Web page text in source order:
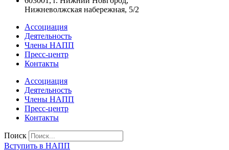
Нижневолжская набережная, 5/2
Ассоциация
Деятельность
Члены НАПП
Пресс-центр
Контакты
Ассоциация
Деятельность
Члены НАПП
Пресс-центр
Контакты
Поиск
Вступить в НАПП